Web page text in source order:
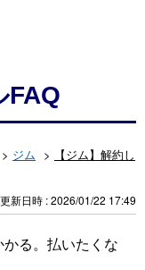
FAQ
> ジム >
【ジム】解約し
更新日時 : 2026/01/22 17:49
かる。払いたくな